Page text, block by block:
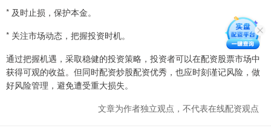
* 及时止损，保护本金。
* 关注市场动态，把握投资时机。
通过把握机遇，采取稳健的投资策略，投资者可以在配资股票市场中
获得可观的收益。但同时配资炒股配资优秀，也应时刻谨记风险，做
好风险管理，避免遭受重大损失。
文章为作者独立观点，不代表在线配资观点